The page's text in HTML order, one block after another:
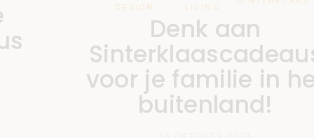
DESIGN LIVING
Denk aan
voor je familie in
buitenland!